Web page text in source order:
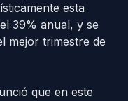
esta
39% anual, y se
mejor trimestre de
que en este